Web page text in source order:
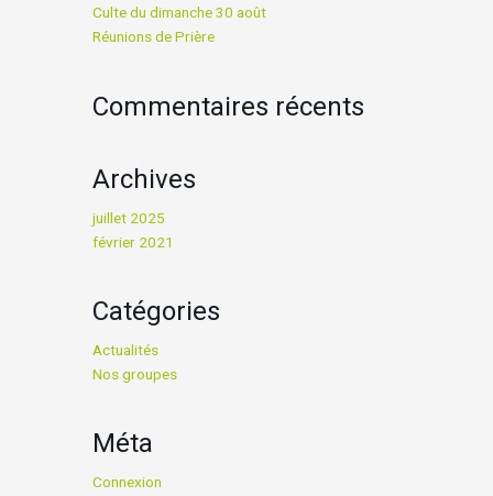
Culte du dimanche 30 août
Réunions de Prière
Commentaires récents
Archives
juillet 2025
février 2021
Catégories
Actualités
Nos groupes
Méta
Connexion